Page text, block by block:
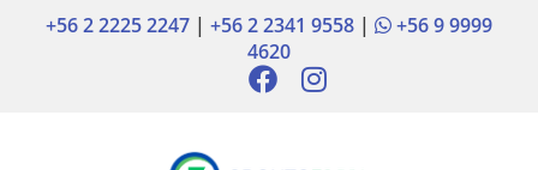
+56 2 2225 2247 | +56 2 2341 9558 |
+56 9 9999
4620